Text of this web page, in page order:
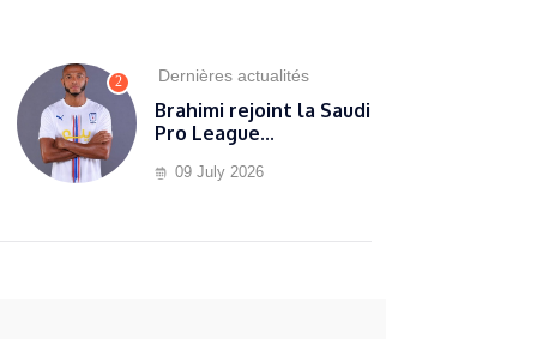
2 Dernières actualités
Brahimi rejoint la Saudi
Pro League...
09 July 2026